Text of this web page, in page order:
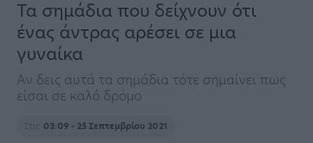
Τα σημάδια που δείχνουν ότι
ένας άντρας αρέσει σε μια
γυναίκα
Αν δεις αυτά τα σημάδια τότε σημαίνει πως
είσαι σε καλό δρόμο
Στις 03:09 - 25 Σεπτεμβρίου 2021